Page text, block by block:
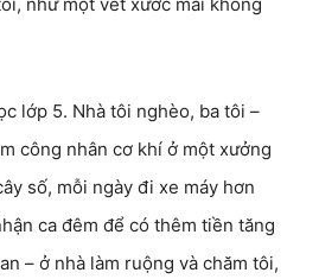
lớp 5. Nhà tôi nghèo, ba tôi –
công nhân cơ khí ở một xưởng
số, mỗi ngày đi xe máy hơn
ca đêm để có thêm tiền tăng
– ở nhà làm ruộng và chăm tôi,